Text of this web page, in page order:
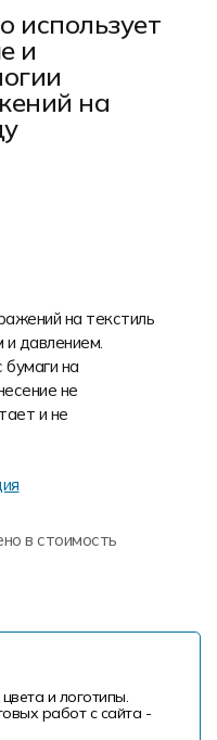
использует
и
на
на текстиль
давлением.
бумаги на
не
и не
в стоимость
и логотипы.
работ с сайта -